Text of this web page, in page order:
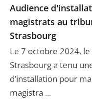
Audience
magistrats au
Strasbourg
Le 7 octobre 2024,
Strasbourg a tenu
d’installation pour
magistra ...